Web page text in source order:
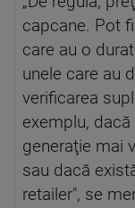
capcane. Pot
care au o
unele care au
verificarea
exemplu,
generaţie mai
sau dacă
retailer″, se